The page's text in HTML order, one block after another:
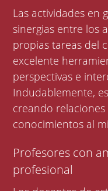
Las actividades en
sinergias entre los
propias tareas del curso. Además, son una
excelente
perspectivas e
Indudablemente,
creando
Profesores con
profesional